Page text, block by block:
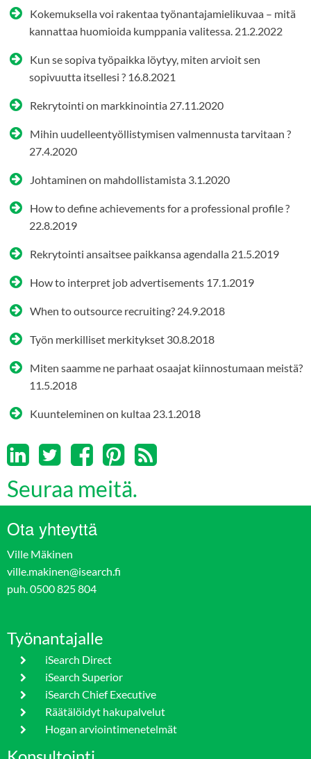
Kokemuksella voi rakentaa työnantajamielikuvaa – mitä
kannattaa huomioida kumppania valitessa. 21.2.2022
Kun se sopiva työpaikka löytyy, miten arvioit sen
sopivuutta itsellesi ? 16.8.2021
Rekrytointi on markkinointia 27.11.2020
Mihin uudelleentyöllistymisen valmennusta tarvitaan ?
27.4.2020
Johtaminen on mahdollistamista 3.1.2020
How to define achievements for a professional profile ?
22.8.2019
Rekrytointi ansaitsee paikkansa agendalla 21.5.2019
How to interpret job advertisements 17.1.2019
When to outsource recruiting? 24.9.2018
Työn merkilliset merkitykset 30.8.2018
Miten saamme ne parhaat osaajat kiinnostumaan meistä?
11.5.2018
Kuunteleminen on kultaa 23.1.2018
Seuraa meitä.
Ota yhteyttä
Ville Mäkinen
ville.makinen@isearch.fi
puh. 0500 825 804
Työnantajalle
iSearch Direct
iSearch Superior
iSearch Chief Executive
Räätälöidyt hakupalvelut
Hogan arviointimenetelmät